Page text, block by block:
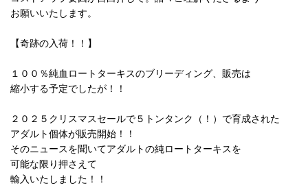
お願いいたします。
【奇跡の入荷！！】
１００％純血ロートターキスのブリーディング、販売は
縮小する予定でしたが！！
２０２５クリスマスセールで５トンタンク（！）で育成された
アダルト個体が販売開始！！
そのニュースを聞いてアダルトの純ロートターキスを
可能な限り押さえて
輸入いたしました！！